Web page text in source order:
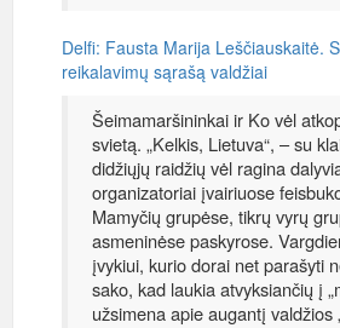
Delfi: Fausta Marija Leščiauskaitė.
reikalavimų sąrašą valdžiai
Šeimamaršininkai ir Ko vėl
svietą. „Kelkis, Lietuva“, – su
didžiųjų raidžių vėl ragina
organizatoriai įvairiuose
Mamyčių grupėse, tikrų vyrų
asmeninėse paskyrose.
įvykiui, kurio dorai net parašyti
sako, kad laukia atvyksiančių į
užsimena apie augantį valdžios